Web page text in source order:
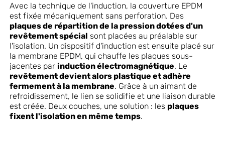
Avec la technique de l'induction, la couverture EPDM
est fixée mécaniquement sans perforation. Des
plaques de répartition de la pression dotées d'un
revêtement spécial sont placées au préalable sur
l'isolation. Un dispositif d'induction est ensuite placé sur
la membrane EPDM, qui chauffe les plaques sous-
jacentes par induction électromagnétique. Le
revêtement devient alors plastique et adhère
fermement à la membrane. Grâce à un aimant de
refroidissement, le lien se solidifie et une liaison durable
est créée. Deux couches, une solution : les plaques
fixent l'isolation en même temps.